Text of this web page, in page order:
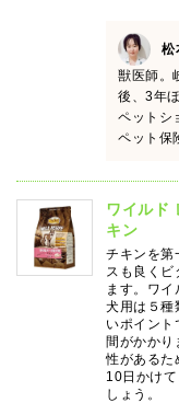
松
獣医師。
後、3年
ペットシ
ペット保
ワイルド
キン
チキンを第
スも良く
ます。ワ
犬用は５種
いポイン
間がかかり
性があるた
10日かけ
しょう。